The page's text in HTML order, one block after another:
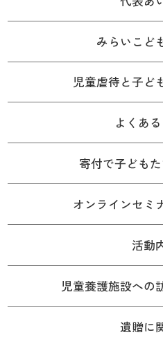
みらいこど
児童虐待と子ど
よくあ
寄付で子ども
オンラインセミ
活動
児童養護施設への
遺贈に